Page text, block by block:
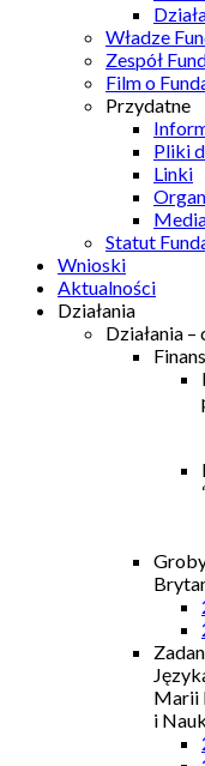
Władze
Zespół
Film o
Przydatne
Pliki
Linki
Statut
Wnioski
Aktualności
Działania
Działania –
Marii
i